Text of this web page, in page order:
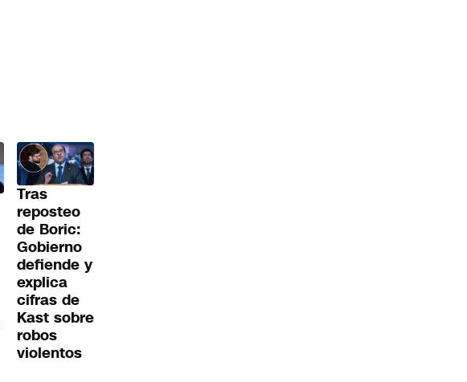
Tras
reposteo
de Boric:
Gobierno
defiende y
explica
cifras de
Kast sobre
robos
violentos